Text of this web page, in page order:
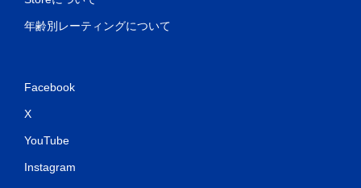
年齢別レーティングについて
Facebook
X
YouTube
Instagram